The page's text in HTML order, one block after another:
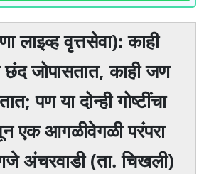
लाइव्ह वृत्तसेवा): काही
जोपासतात, काही जण
पण या दोन्ही गोष्टींचा
एक आगळीवेगळी परंपरा
अंचरवाडी (ता. चिखली)